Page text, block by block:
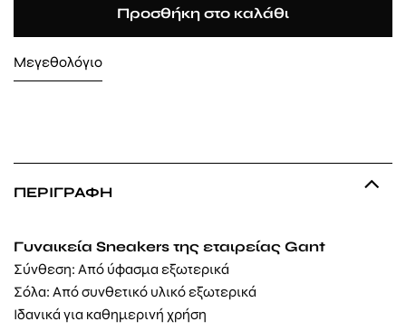
Προσθήκη στο καλάθι
Μεγεθολόγιο
ΠΕΡΙΓΡΑΦΉ
Γυναικεία Sneakers της εταιρείας Gant
Σύνθεση: Από ύφασμα εξωτερικά
Σόλα: Απόσυνθετικό υλικόεξωτερικά
Ιδανικά για καθημερινή χρήση